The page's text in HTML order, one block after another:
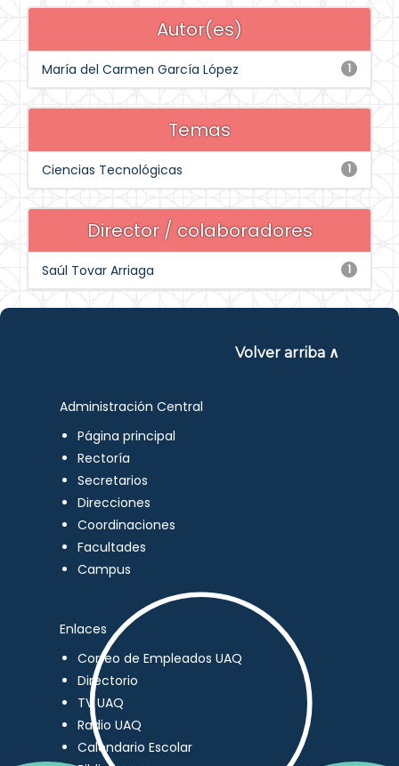
Autor(es)
1
María del Carmen García López
Temas
1
Ciencias Tecnológicas
Director / colaboradores
1
Saúl Tovar Arriaga
Volver arriba ∧
Administración Central
Página principal
Rectoría
Secretarios
Direcciones
Coordinaciones
Facultades
Campus
Enlaces
Correo de Empleados UAQ
Directorio
TV UAQ
Radio UAQ
Calendario Escolar